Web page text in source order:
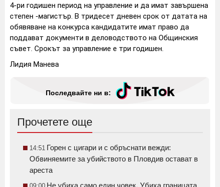
4-ри годишен период на управление и да имат завършена
степен -магистър. В тридесет дневен срок от датата на
обявяване на конкурса кандидатите имат право да
поддават документи в деловодството на Общинския
съвет. Срокът за управление е три годишен.
Лидия Манева
Последвайте ни в:
Прочетете още
14:51 Горен с цигари и с обръснати вежди:
Обвиняемите за убийството в Пловдив остават в
ареста